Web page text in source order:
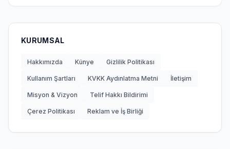
KURUMSAL
Hakkımızda Künye Gizlilik Politikası
Kullanım Şartları KVKK Aydınlatma Metni İletişim
Misyon & Vizyon Telif Hakkı Bildirimi
Çerez Politikası Reklam ve İş Birliği